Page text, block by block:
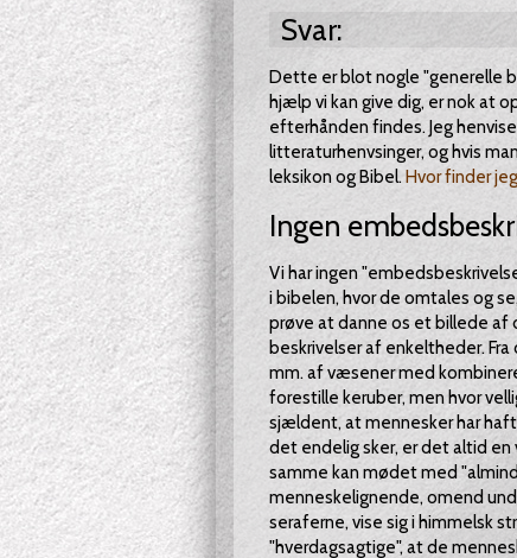
Svar:
Dette er blot nogle "generelle
hjælp vi kan give dig, er nok at
efterhånden findes. Jeg
litteraturhenvsinger, og hvis
leksikon og Bibel.Hvor finder
Ingen
Vi har ingen
i bibelen, hvor de omtales og
prøve at danne os et billede af
beskrivelser af enkeltheder.
mm. af væsener med
forestille keruber, men hvor
sjældent, at mennesker har
det endelig sker, er det altid
samme kan mødet med
menneskelignende, omend
seraferne, vise sig i himmelsk
"hverdagsagtige", at de